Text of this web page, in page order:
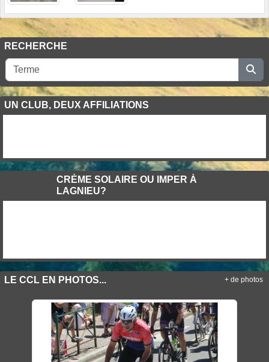
RECHERCHE
UN CLUB, DEUX AFFILIATIONS
CRÈME SOLAIRE OU IMPER À
LAGNIEU?
LE CCL EN PHOTOS... + de photos